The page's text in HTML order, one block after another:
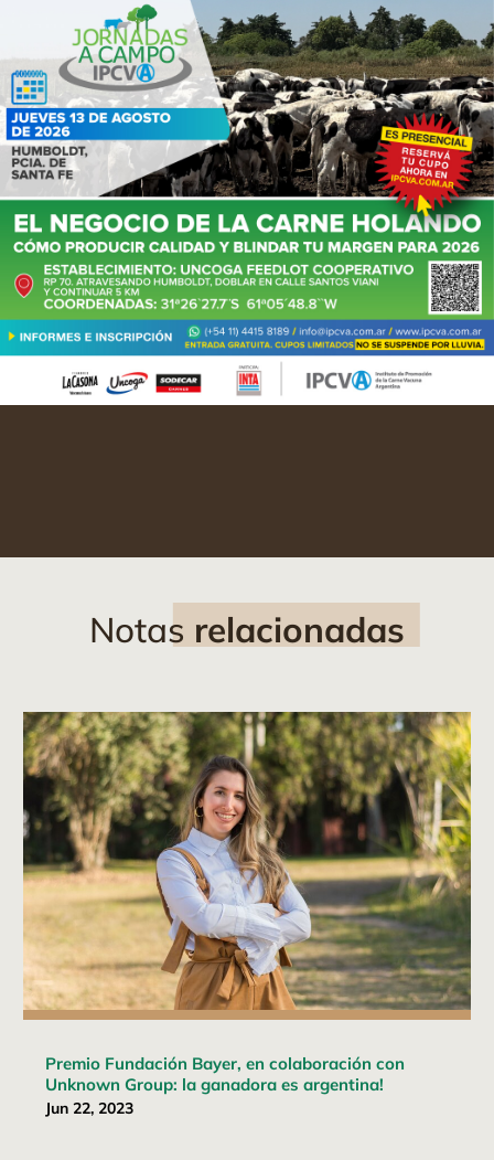
Notas relacionadas
Premio Fundación Bayer, en colaboración con
Unknown Group: la ganadora es argentina!
Jun 22, 2023